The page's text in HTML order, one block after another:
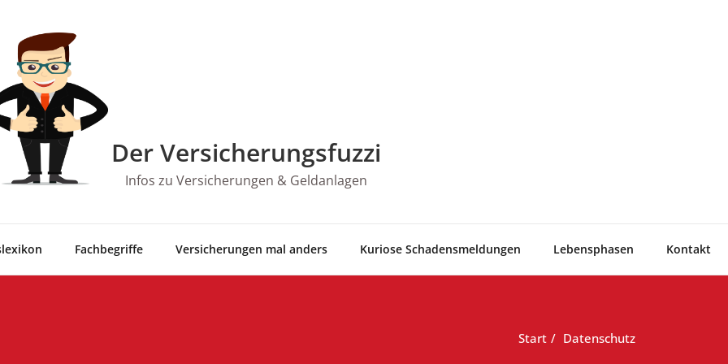
Der Versicherungsfuzzi
Infos zu Versicherungen & Geldanlagen
Fach­be­grif­fe Ver­si­che­run­gen mal anders Kurio­se Schadensmeldungen Lebens­pha­sen Kon­takt
Start Daten­schutz